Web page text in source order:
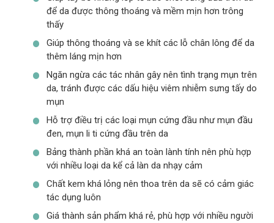
để da được thông thoáng và mềm mịn hơn trông
thấy
Giúp thông thoáng và se khít các lỗ chân lông để da
thêm láng mịn hơn
Ngăn ngừa các tác nhân gây nên tình trạng mụn trên
da, tránh được các dấu hiệu viêm nhiễm sưng tấy do
mụn
Hỗ trợ điều trị các loại mụn cứng đầu như mụn đầu
đen, mụn li ti cứng đầu trên da
Bảng thành phần khá an toàn lành tính nên phù hợp
với nhiều loại da kể cả làn da nhạy cảm
Chất kem khá lỏng nên thoa trên da sẽ có cảm giác
tác dụng luôn
Giá thành sản phẩm khá rẻ, phù hợp với nhiều người